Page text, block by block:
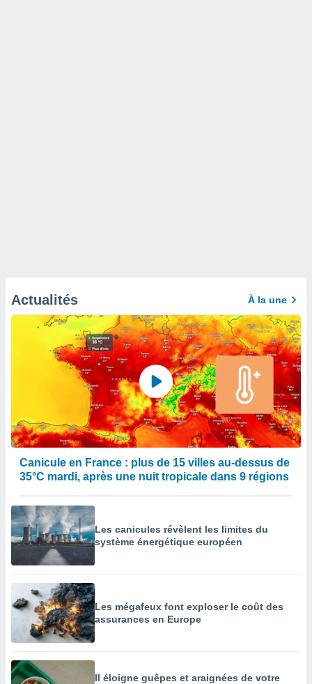
Actualités À la une
Canicule en France : plus de 15 villes au-dessus de
35°C mardi, après une nuit tropicale dans 9 régions
Les canicules révèlent les limites du
système énergétique européen
Les mégafeux font exploser le coût des
assurances en Europe
Il éloigne guêpes et araignées de votre